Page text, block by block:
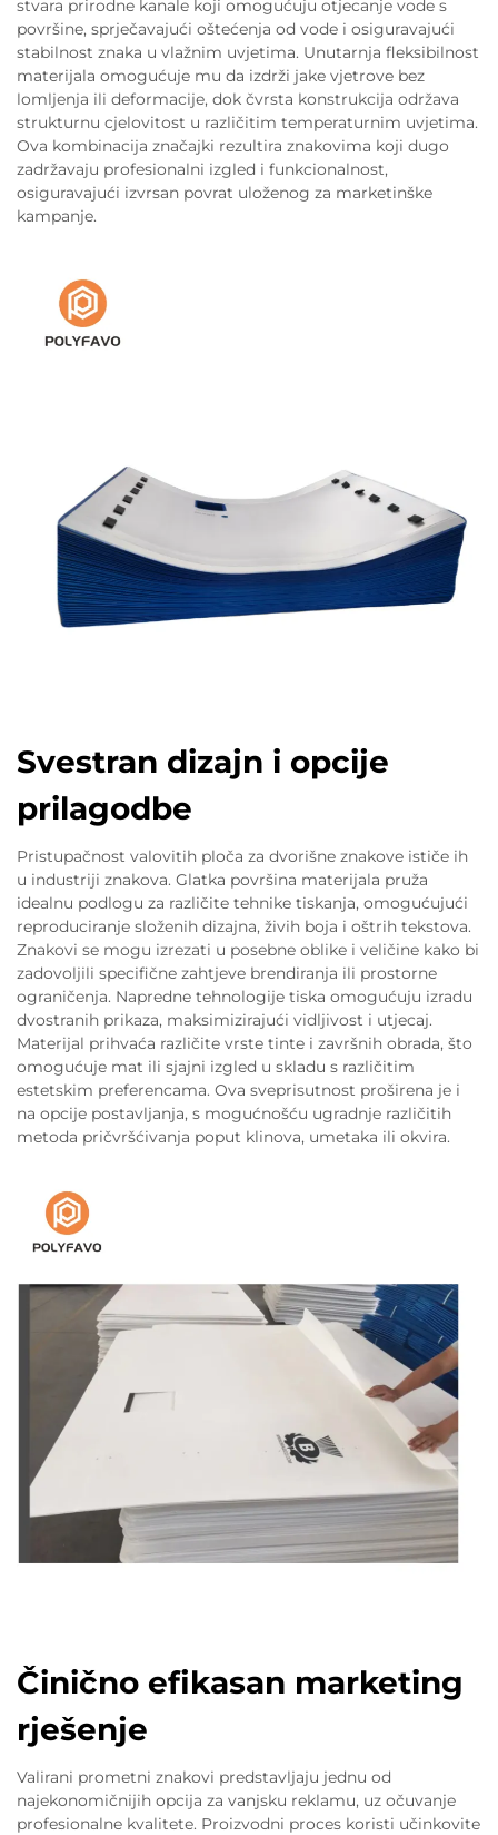
stvara prirodne kanale koji omogućuju otjecanje vode s
površine, sprječavajući oštećenja od vode i osiguravajući
stabilnost znaka u vlažnim uvjetima. Unutarnja fleksibilnost
materijala omogućuje mu da izdrži jake vjetrove bez
lomljenja ili deformacije, dok čvrsta konstrukcija održava
strukturnu cjelovitost u različitim temperaturnim uvjetima.
Ova kombinacija značajki rezultira znakovima koji dugo
zadržavaju profesionalni izgled i funkcionalnost,
osiguravajući izvrsan povrat uloženog za marketinške
kampanje.
Svestran dizajn i opcije
prilagodbe
Pristupačnost valovitih ploča za dvorišne znakove ističe ih
u industriji znakova. Glatka površina materijala pruža
idealnu podlogu za različite tehnike tiskanja, omogućujući
reproduciranje složenih dizajna, živih boja i oštrih tekstova.
Znakovi se mogu izrezati u posebne oblike i veličine kako bi
zadovoljili specifične zahtjeve brendiranja ili prostorne
ograničenja. Napredne tehnologije tiska omogućuju izradu
dvostranih prikaza, maksimizirajući vidljivost i utjecaj.
Materijal prihvaća različite vrste tinte i završnih obrada, što
omogućuje mat ili sjajni izgled u skladu s različitim
estetskim preferencama. Ova sveprisutnost proširena je i
na opcije postavljanja, s mogućnošću ugradnje različitih
metoda pričvršćivanja poput klinova, umetaka ili okvira.
Činično efikasan marketing
rješenje
Valirani prometni znakovi predstavljaju jednu od
najekonomičnijih opcija za vanjsku reklamu, uz očuvanje
profesionalne kvalitete. Proizvodni proces koristi učinkovite